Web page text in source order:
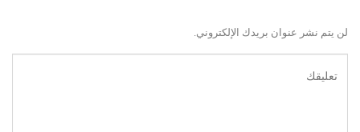
لن يتم نشر عنوان بريدك الإلكتروني.